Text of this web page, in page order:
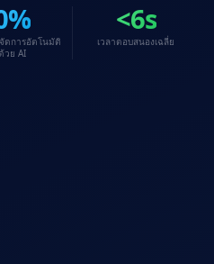
%
ดการอัตโนมัติ
วย AI
<6s
เวลาตอบสนองเฉลี่ย